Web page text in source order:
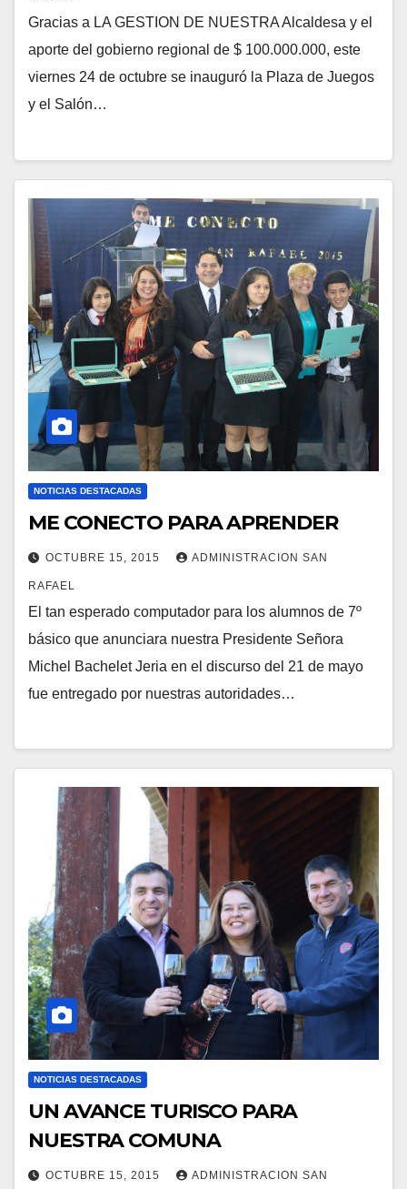
Gracias a LA GESTION DE NUESTRA Alcaldesa y el
aporte del gobierno regional de $ 100.000.000, este
viernes 24 de octubre se inauguró la Plaza de Juegos
y el Salón…
NOTICIAS DESTACADAS
ME CONECTO PARA APRENDER
OCTUBRE 15, 2015 ADMINISTRACION SAN
RAFAEL
El tan esperado computador para los alumnos de 7º
básico que anunciara nuestra Presidente Señora
Michel Bachelet Jeria en el discurso del 21 de mayo
fue entregado por nuestras autoridades…
NOTICIAS DESTACADAS
UN AVANCE TURISCO PARA
NUESTRA COMUNA
OCTUBRE 15, 2015 ADMINISTRACION SAN